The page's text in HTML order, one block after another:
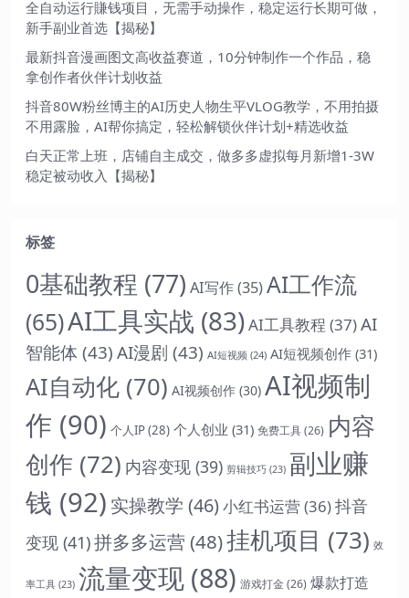
全自动运行賺钱项目，无需手动操作，稳定运行长期可做，
新手副业首选【揭秘】
最新抖音漫画图文高收益赛道，10分钟制作一个作品，稳
拿创作者伙伴计划收益
抖音80W粉丝博主的AI历史人物生平VLOG教学，不用拍摄
不用露脸，AI帮你搞定，轻松解锁伙伴计划+精选收益
白天正常上班，店铺自主成交，做多多虚拟每月新增1-3W
稳定被动收入【揭秘】
标签
0基础教程 (77) AI写作(35)AI工作流
(65)AI工具实战 (83)AI工具教程 (37)AI
智能体 (43)AI漫剧 (43) AI短视频 (24) AI短视频创作 (31)
AI自动化 (70) AI视频创作 (30) AI视频制
作 (90) 个人IP(28) 个人创业 (31) 免费工具(26) 内容
创作 (72) 内容变现 (39) 剪辑技巧 (23) 副业赚
钱 (92) 实操教学 (46) 小红书运营(36)抖音
变现 (41)拼多多运营 (48)挂机项目 (73) 效
率工具 (23) 流量变现 (88) 游戏打金(26) 爆款打造